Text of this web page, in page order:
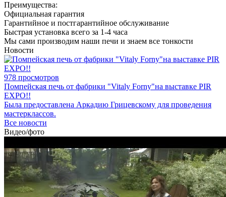
Преимущества:
Официальная гарантия
Гарантийное и постгарантийное обслуживание
Быстрая установка всего за 1-4 часа
Мы сами производим наши печи и знаем все тонкости
Новости
978 просмотров
Помпейская печь от фабрики "Vitaly Forny"на выставке PIR
EXPO!!
Была предоставлена Аркадию Грицевскому для проведения
мастерклассов.
Все новости
Видео/фото